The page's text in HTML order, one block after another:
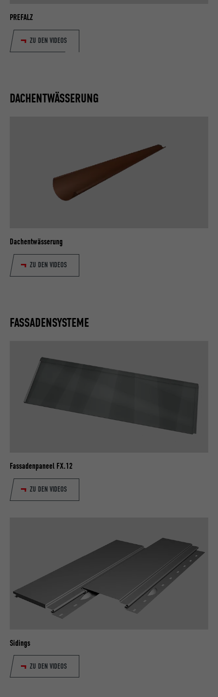
PREFALZ
ZU DEN VIDEOS
DACHENTWÄSSERUNG
Dachentwässerung
ZU DEN VIDEOS
FASSADENSYSTEME
Fassadenpaneel FX.12
ZU DEN VIDEOS
Sidings
ZU DEN VIDEOS